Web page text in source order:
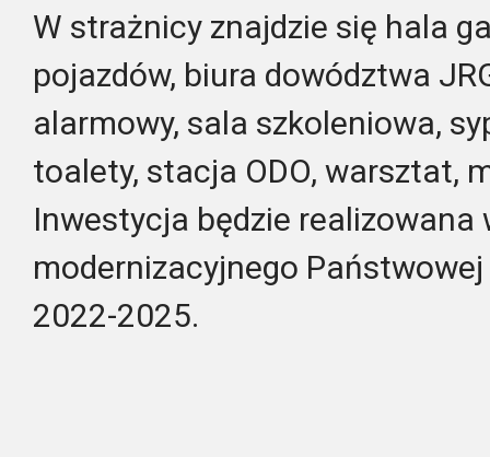
W strażnicy znajdzie się hala
pojazdów, biura dowództwa
alarmowy, sala szkoleniowa,
toalety, stacja ODO, warsztat,
Inwestycja będzie realizowana
modernizacyjnego
2022-2025.